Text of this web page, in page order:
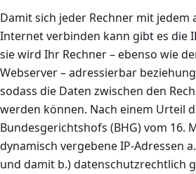
Damit sich jeder Rechner mit jedem
Internet verbinden kann gibt es die
sie wird Ihr Rechner – ebenso wie
Webserver – adressierbar
sodass die Daten zwischen den
werden können. Nach einem Urteil
Bundesgerichtshofs (BHG) vom 16.
dynamisch vergebene IP-Adressen
und damit b.) datenschutzrechtlich